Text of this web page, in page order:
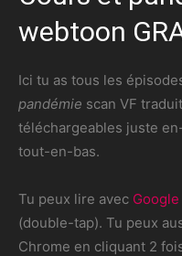
webtoon
Ici tu as tous les
pandémie scan VF
téléchargeables juste
tout-en-bas.
Tu peux lire avec
(double-tap). Tu peux
Chrome en cliquant 2